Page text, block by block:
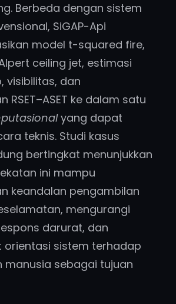
Berbeda dengan sistem
SiGAP-Api
model t-squared fire,
ceiling jet, estimasi
visibilitas, dan
RSET–ASET ke dalam satu
yang dapat
teknis. Studi kasus
bertingkat menunjukkan
ini mampu
keandalan pengambilan
mengurangi
darurat, dan
orientasi sistem terhadap
manusia sebagai tujuan